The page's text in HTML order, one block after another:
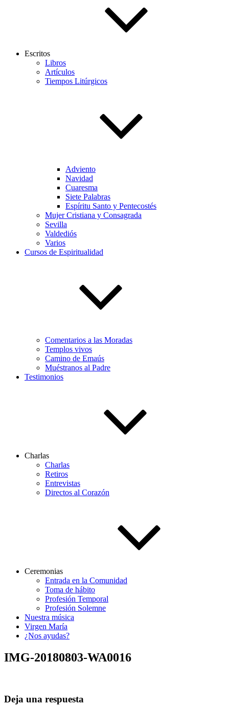
Escritos
Libros
Artículos
Tiempos Litúrgicos
Adviento
Navidad
Cuaresma
Siete Palabras
Espíritu Santo y Pentecostés
Mujer Cristiana y Consagrada
Sevilla
Valdediós
Varios
Cursos de Espiritualidad
Comentarios a las Moradas
Templos vivos
Camino de Emaús
Muéstranos al Padre
Testimonios
Charlas
Charlas
Retiros
Entrevistas
Directos al Corazón
Ceremonias
Entrada en la Comunidad
Toma de hábito
Profesión Temporal
Profesión Solemne
Nuestra música
Virgen María
¿Nos ayudas?
IMG-20180803-WA0016
Deja una respuesta